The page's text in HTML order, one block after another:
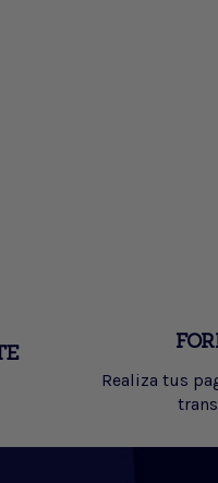
Realiza tus